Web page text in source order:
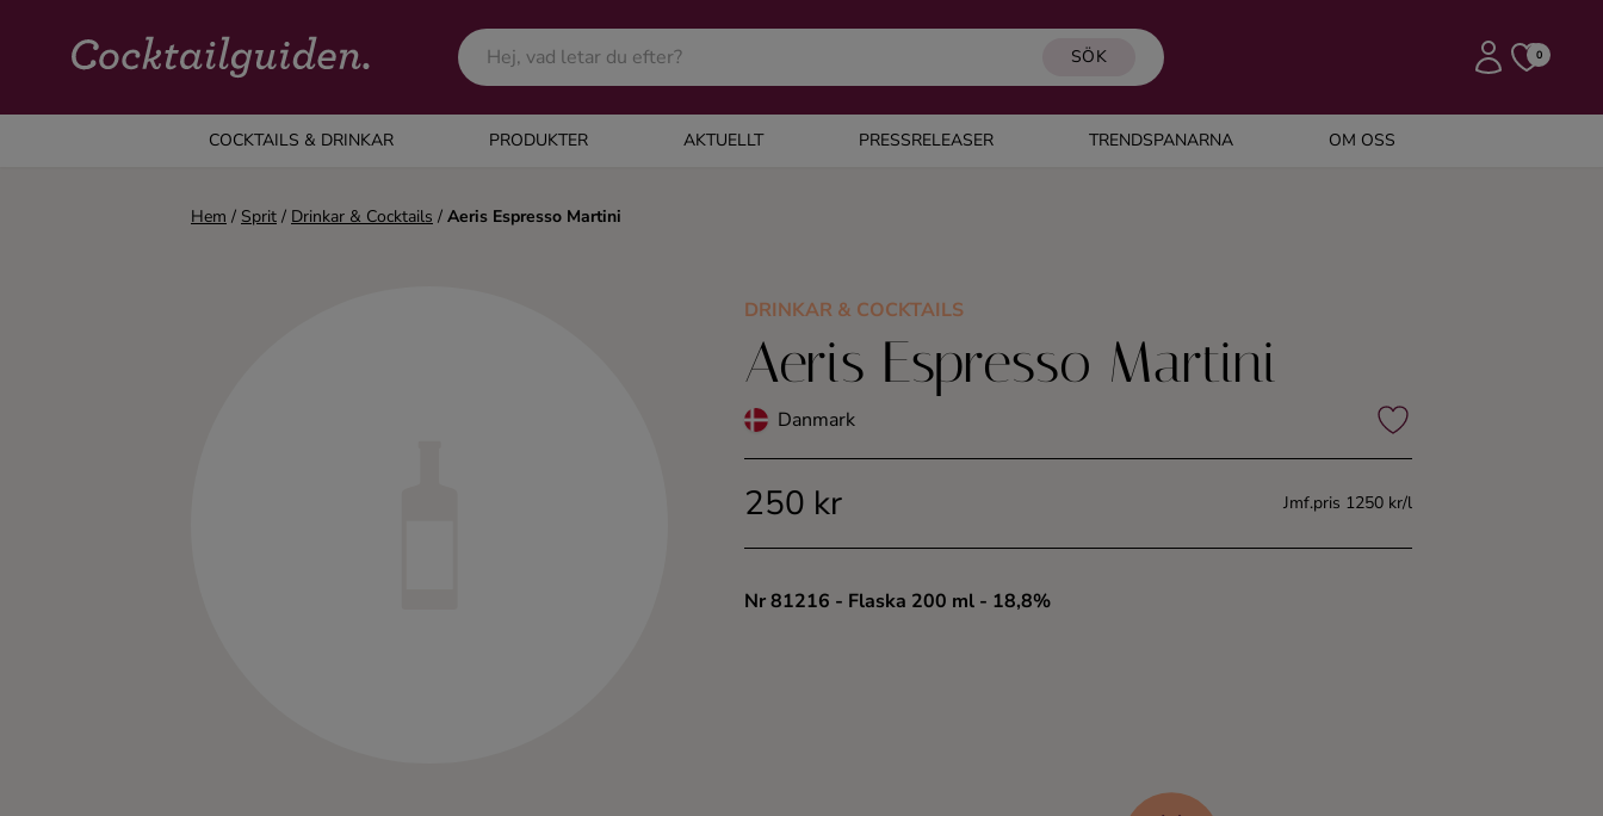
SÖK 0
COCKTAILS & DRINKAR PRODUKTER AKTUELLT PRESSRELEASER TRENDSPANARNA OM OSS
COCKTAILS & DRINKAR
Alla cocktails & drinkar
Hem / Sprit / Drinkar & Cocktails / Aeris Espresso Martini
DRINKAR & COCKTAILS
Aeris Espresso Martini
Danmark
250 kr Jmf.pris 1250 kr/l
Nr 81216 - Flaska 200 ml - 18,8%